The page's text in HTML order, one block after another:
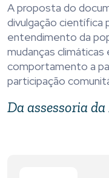
A proposta do
divulgação científica
entendimento da
mudanças climáticas
comportamento a
participação
Da assessoria